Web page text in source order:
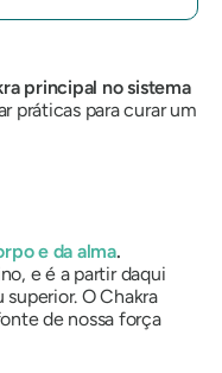
principal no sistema
práticas para curar um
e da alma.
e é a partir daqui
O Chakra
de nossa força